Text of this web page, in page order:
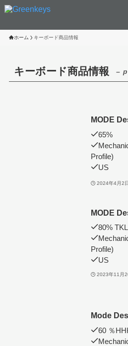
ホーム キーボード商品情報
キーボード商品情報 –
MODE
65%
Profile)
US
2024年4月2
MODE
80% TKL
Profile)
US
2023年11月
Mode
60 ％